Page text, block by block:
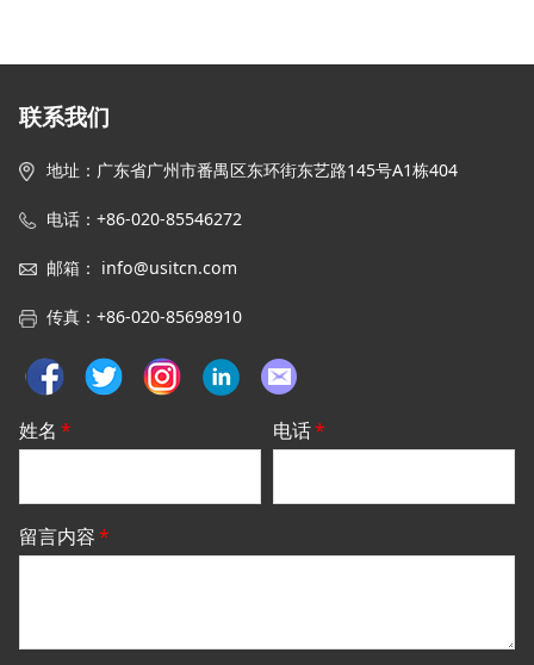
联系我们
地址 ： 广东省广州市番禺区东环街东艺路145号A1栋404
电话：+86-020-85546272
邮箱： info@usitcn.com
传真： +86-020-85698910
姓名 * 电话*
留言内容*